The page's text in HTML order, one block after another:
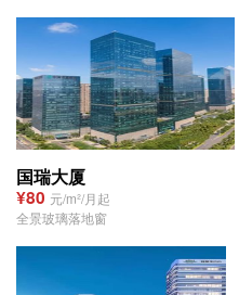
国瑞大厦
¥80 元/m²/月起
全景玻璃落地窗